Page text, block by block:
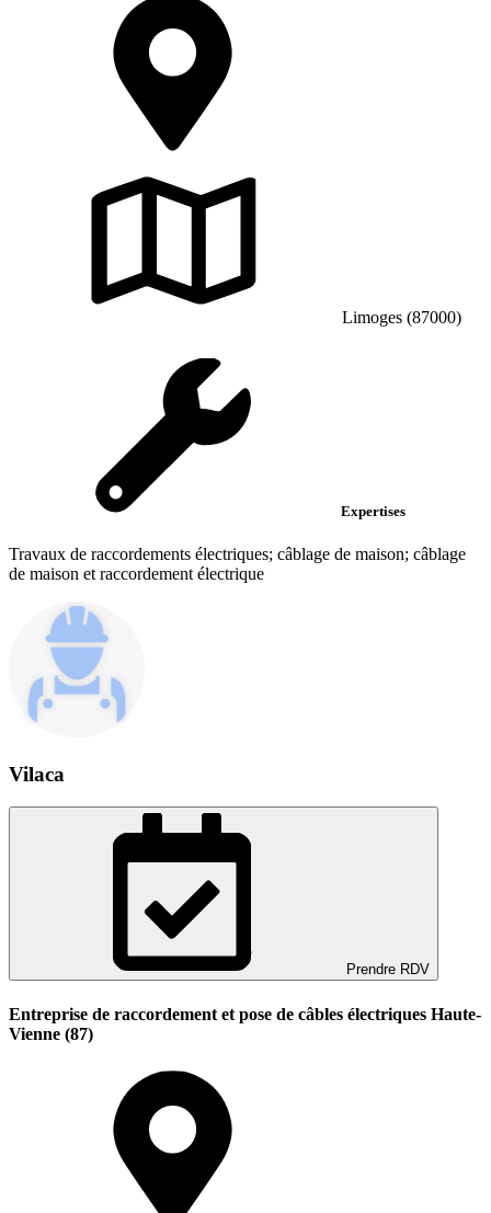
Limoges (87000)
Expertises
Travaux de raccordements électriques; câblage de maison; câblage
de maison et raccordement électrique
Vilaca
Prendre RDV
Entreprise de raccordement et pose de câbles électriques Haute-
Vienne (87)